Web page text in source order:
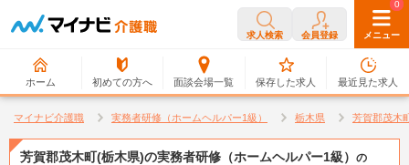
求人検索 会員登録 メニュー
ホーム 初めての方へ 面談会場一覧
0
保存した求人
0
最近見た求人
マイナビ介護職 実務者研修（ホームヘルパー1級） 栃木県 芳賀郡茂木
芳賀郡茂木町(栃木県)の実務者研修（ホームヘルパー1級） の